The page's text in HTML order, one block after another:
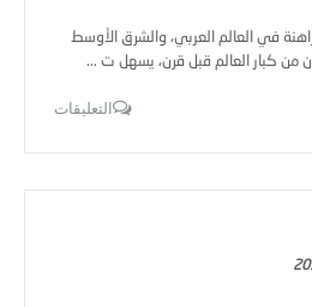
في العالم العربي، والشرق الأوسط
من كبار العالم قبل قرن، يسهل ت ...
التعليقات